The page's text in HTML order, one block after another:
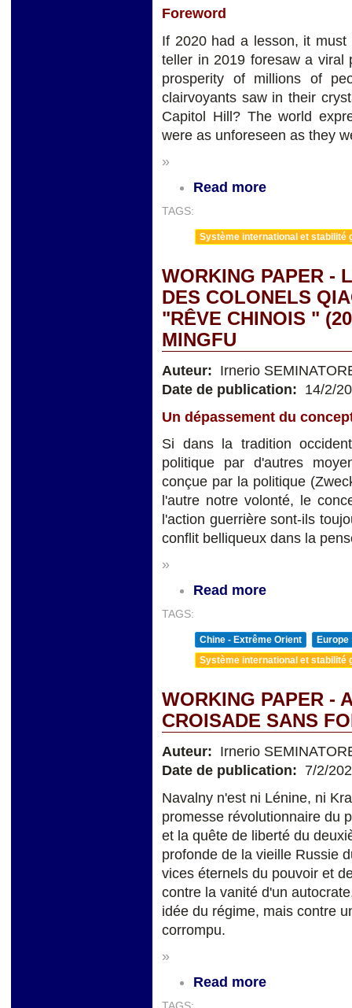
Foreword
If 2020 had a lesson, it
teller in 2019 foresaw a viral
prosperity of millions of
clairvoyants saw in their
Capitol Hill? The world
were as unforeseen as they
»
Read more
TAGS:
Système international et stabilité
WORKING PAPER -
DES COLONELS
"RÊVE CHINOIS "
MINGFU
Auteur: Irnerio
Date de publication: 14/2/
Un dépassement du
Si dans la tradition
politique par d'autres
conçue par la politique
l'autre notre volonté, le
l'action guerrière sont-ils
conflit belliqueux dans la
»
Read more
TAGS:
Chine - Extrême Orient
Europe
Système international et stabilité
WORKING PAPER -
CROISADE SANS
Auteur: Irnerio
Date de publication: 7/2/
Navalny n'est ni Lénine, ni
promesse révolutionnaire du
et la quête de liberté du
profonde de la vieille Russie
vices éternels du pouvoir et
contre la vanité d'un
idée du régime, mais contre
corrompu.
»
Read more